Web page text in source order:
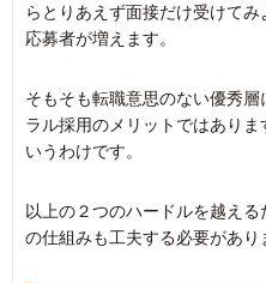
らとりあえず面接だけ受けて
応募者が増えます。
そもそも転職意思のない優秀
ラル採用のメリットではあり
いうわけです。
以上の２つのハードルを越え
の仕組みも工夫する必要があり